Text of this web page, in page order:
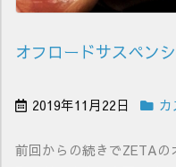
オフロードサスペン
2019年11月22日 カ
前回からの続きでZETAの